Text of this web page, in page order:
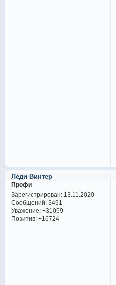
Леди Винтер
Профи
Зарегистрирован: 13.11.2020
Сообщений:3491
Уважение: +31059
Позитив: +16724